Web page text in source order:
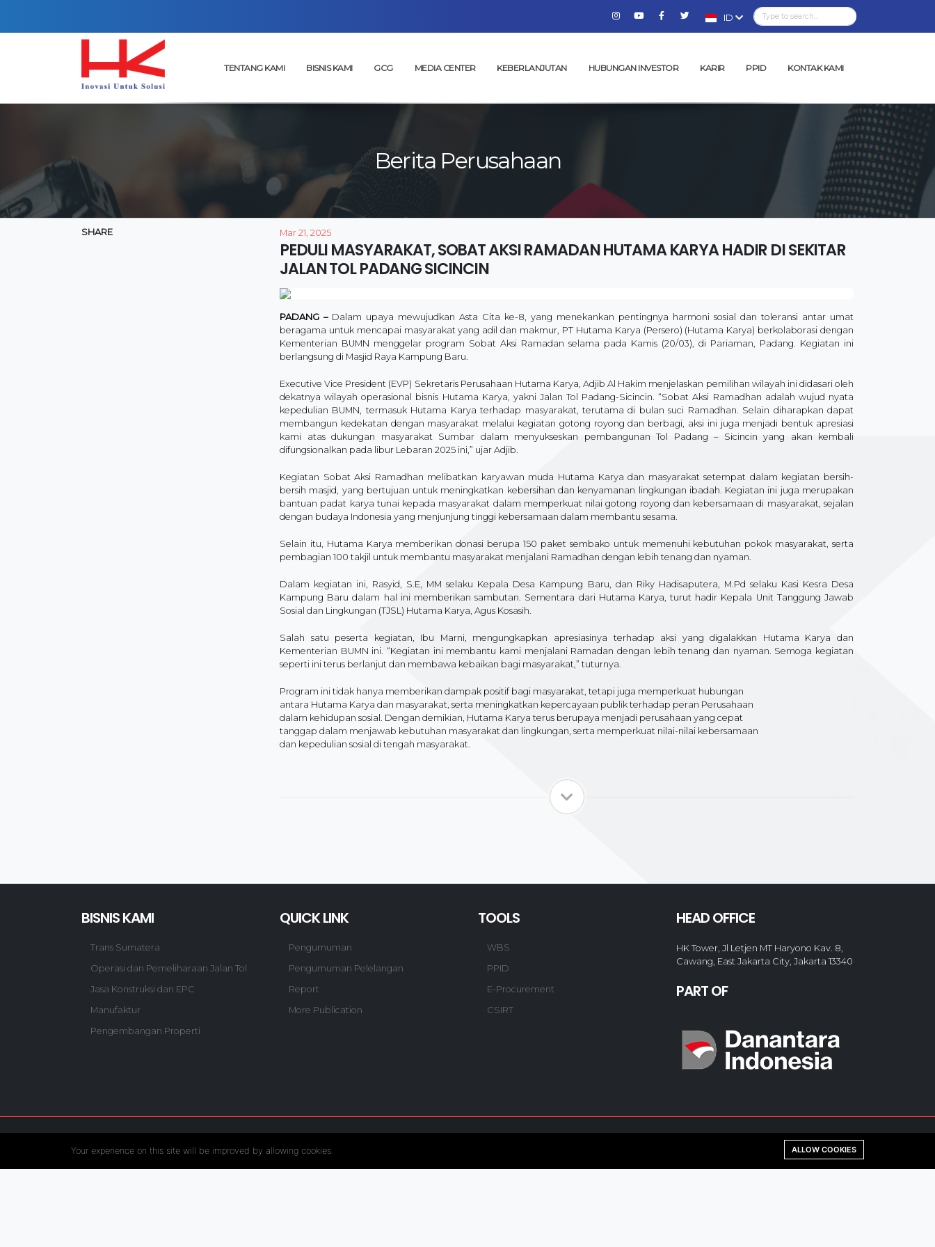
ID
TENTANG KAMI BISNIS KAMI GCG MEDIA CENTER KEBERLANJUTAN HUBUNGAN INVESTOR KARIR PPID KONTAK KAMI
Berita Perusahaan
SHARE Mar 21, 2025
PEDULI MASYARAKAT, SOBAT AKSI RAMADAN HUTAMA KARYA HADIR DI SEKITAR
JALAN TOL PADANG SICINCIN
PADANG – Dalam upaya mewujudkan Asta Cita ke-8, yang menekankan pentingnya harmoni sosial dan toleransi antar umat
beragama untuk mencapai masyarakat yang adil dan makmur, PT Hutama Karya (Persero) (Hutama Karya) berkolaborasi dengan
Kementerian BUMN menggelar program Sobat Aksi Ramadan selama pada Kamis (20/03), di Pariaman, Padang. Kegiatan ini
berlangsung di Masjid Raya Kampung Baru.
Executive Vice President (EVP) Sekretaris Perusahaan Hutama Karya, Adjib Al Hakim menjelaskan pemilihan wilayah ini didasari oleh
dekatnya wilayah operasional bisnis Hutama Karya, yakni Jalan Tol Padang-Sicincin. “Sobat Aksi Ramadhan adalah wujud nyata
kepedulian BUMN, termasuk Hutama Karya terhadap masyarakat, terutama di bulan suci Ramadhan. Selain diharapkan dapat
membangun kedekatan dengan masyarakat melalui kegiatan gotong royong dan berbagi, aksi ini juga menjadi bentuk apresiasi
kami atas dukungan masyarakat Sumbar dalam menyukseskan pembangunan Tol Padang – Sicincin yang akan kembali
difungsionalkan pada libur Lebaran 2025 ini,” ujar Adjib.
Kegiatan Sobat Aksi Ramadhan melibatkan karyawan muda Hutama Karya dan masyarakat setempat dalam kegiatan bersih-
bersih masjid, yang bertujuan untuk meningkatkan kebersihan dan kenyamanan lingkungan ibadah. Kegiatan ini juga merupakan
bantuan padat karya tunai kepada masyarakat dalam memperkuat nilai gotong royong dan kebersamaan di masyarakat, sejalan
dengan budaya Indonesia yang menjunjung tinggi kebersamaan dalam membantu sesama.
Selain itu, Hutama Karya memberikan donasi berupa 150 paket sembako untuk memenuhi kebutuhan pokok masyarakat, serta
pembagian 100 takjil untuk membantu masyarakat menjalani Ramadhan dengan lebih tenang dan nyaman.
Dalam kegiatan ini, Rasyid, S.E, MM selaku Kepala Desa Kampung Baru, dan Riky Hadisaputera, M.Pd selaku Kasi Kesra Desa
Kampung Baru dalam hal ini memberikan sambutan. Sementara dari Hutama Karya, turut hadir Kepala Unit Tanggung Jawab
Sosial dan Lingkungan (TJSL) Hutama Karya, Agus Kosasih.
Salah satu peserta kegiatan, Ibu Marni, mengungkapkan apresiasinya terhadap aksi yang digalakkan Hutama Karya dan
Kementerian BUMN ini. “Kegiatan ini membantu kami menjalani Ramadan dengan lebih tenang dan nyaman. Semoga kegiatan
seperti ini terus berlanjut dan membawa kebaikan bagi masyarakat,” tuturnya.
Program ini tidak hanya memberikan dampak positif bagi masyarakat, tetapi juga memperkuat hubungan
antara Hutama Karya dan masyarakat, serta meningkatkan kepercayaan publik terhadap peran Perusahaan
dalam kehidupan sosial. Dengan demikian, Hutama Karya terus berupaya menjadi perusahaan yang cepat
tanggap dalam menjawab kebutuhan masyarakat dan lingkungan, serta memperkuat nilai-nilai kebersamaan
dan kepedulian sosial di tengah masyarakat.
BISNIS KAMI
Trans Sumatera
Operasi dan Pemeliharaan Jalan Tol
Jasa Konstruksi dan EPC
Manufaktur
Pengembangan Properti
QUICK LINK
Pengumuman
Pengumuman Pelelangan
Report
More Publication
TOOLS
WBS
PPID
E-Procurement
CSIRT
HEAD OFFICE
HK Tower, Jl Letjen MT Haryono Kav. 8,
Cawang, East Jakarta City, Jakarta 13340
PART OF
Your experience on this site will be improved by allowing cookies. ALLOW COOKIES